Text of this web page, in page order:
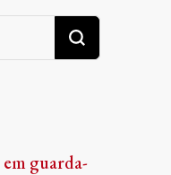
guarda-